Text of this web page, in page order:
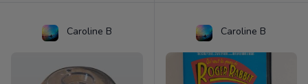
Caroline B Caroline B